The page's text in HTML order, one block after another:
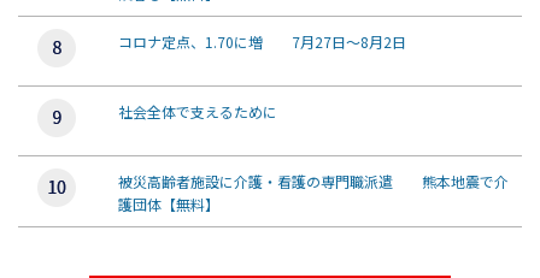
コロナ定点、1.70に増 7月27日～8月2日
社会全体で支えるために
被災高齢者施設に介護・看護の専門職派遣 熊本地震で介
護団体【無料】